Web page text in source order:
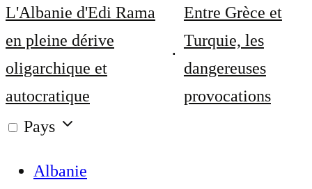
L'Albanie d'Edi Rama
en pleine dérive
oligarchique et
autocratique
Entre Grèce et
Turquie, les
dangereuses
provocations
Pays
Albanie